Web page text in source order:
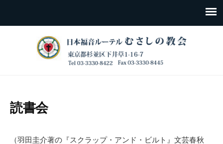
読書会
（羽田圭介著の『スクラップ・アンド・ビルト』文芸春秋